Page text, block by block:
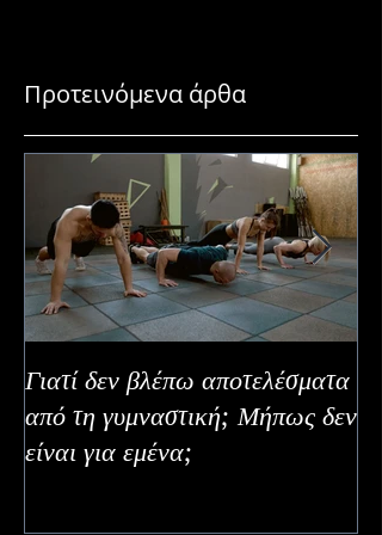
Προτεινόμενα άρθα
Γιατί δεν βλέπω αποτελέσματα
από τη γυμναστική; Μήπως δεν
είναι για εμένα;